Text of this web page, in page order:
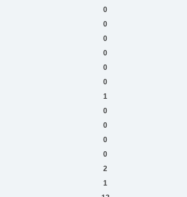
0
0
0
0
0
0
1
0
0
0
0
2
1